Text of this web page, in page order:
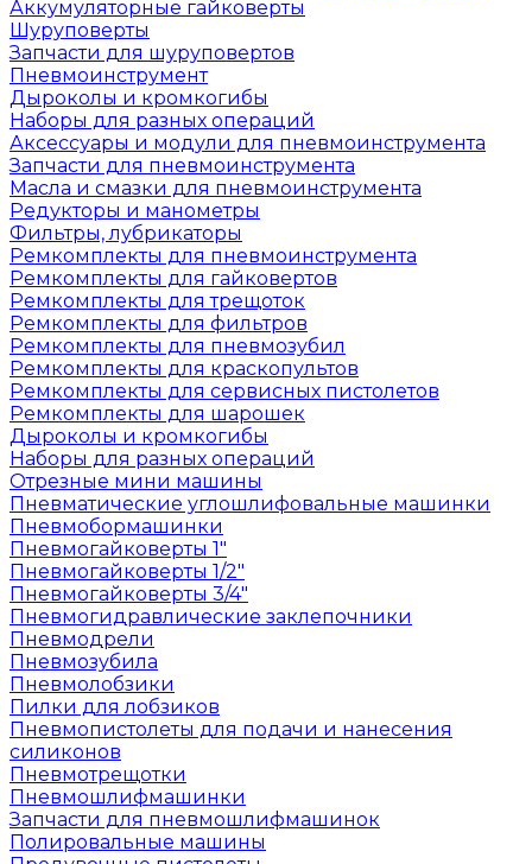
Аккумуляторные гайковерты
Шуруповерты
Запчасти для шуруповертов
Пневмоинструмент
Дыроколы и кромкогибы
Наборы для разных операций
Аксессуары и модули для пневмоинструмента
Запчасти для пневмоинструмента
Масла и смазки для пневмоинструмента
Редукторы и манометры
Фильтры, лубрикаторы
Ремкомплекты для пневмоинструмента
Ремкомплекты для гайковертов
Ремкомплекты для трещоток
Ремкомплекты для фильтров
Ремкомплекты для пневмозубил
Ремкомплекты для краскопультов
Ремкомплекты для сервисных пистолетов
Ремкомплекты для шарошек
Дыроколы и кромкогибы
Наборы для разных операций
Отрезные мини машины
Пневматические углошлифовальные машинки
Пневмобормашинки
Пневмогайковерты 1"
Пневмогайковерты 1/2"
Пневмогайковерты 3/4"
Пневмогидравлические заклепочники
Пневмодрели
Пневмозубила
Пневмолобзики
Пилки для лобзиков
Пневмопистолеты для подачи и нанесения
силиконов
Пневмотрещотки
Пневмошлифмашинки
Запчасти для пневмошлифмашинок
Полировальные машины